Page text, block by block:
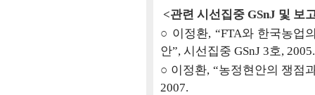
<관련 시선집중 GSnJ 및 보
○ 이정환, “FTA와 한국농업
안”, 시선집중 GSnJ 3호, 2005.
○ 이정환, “농정현안의 쟁점
2007.